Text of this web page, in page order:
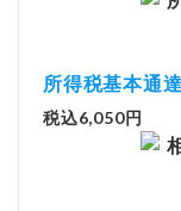
所得税基本通
税込6,050円